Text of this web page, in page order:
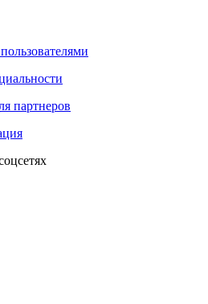
партнеров